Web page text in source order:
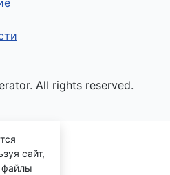
All rights reserved.
сайт,
файлы